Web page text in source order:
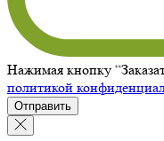
Нажимая кнопку
политикой
Отправить